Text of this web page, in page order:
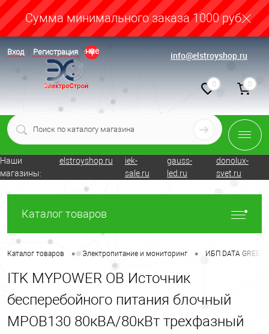
Cумма минимального заказа 1000 руб.
Вход Регистрация
Определение info@elstroyshop.ru
0 0
Наши
магазины:
elstroyshop.ru
iek-
sale.ru
gauss-
led.ru
donolux-
svet.ru
Каталог товаров
Каталог товаров • Электропитание и мониторинг • ИБП DATA GREEN
ITK MYPOWER OB Источник
бесперебойного питания блочный
MPOB130 80кВА/80кВт трехфазный